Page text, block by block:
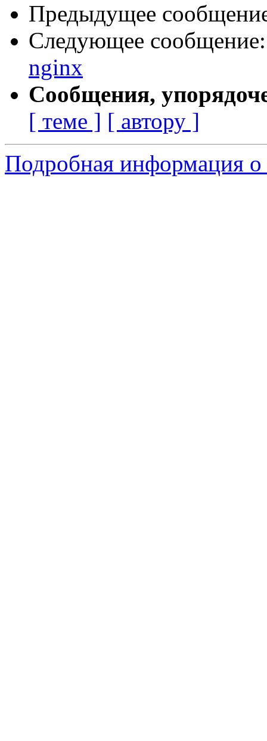
Предыдущее
Следующее
nginx
Сообщения,
[ теме ] [ автору ]
Подробная информация